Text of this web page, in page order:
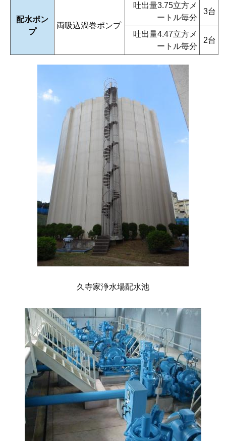
配水ポン
プ
両吸込渦巻ポンプ
吐出量3.75立方メ
ートル毎分
3台
吐出量4.47立方メ
ートル毎分
2台
久寺家浄水場配水池